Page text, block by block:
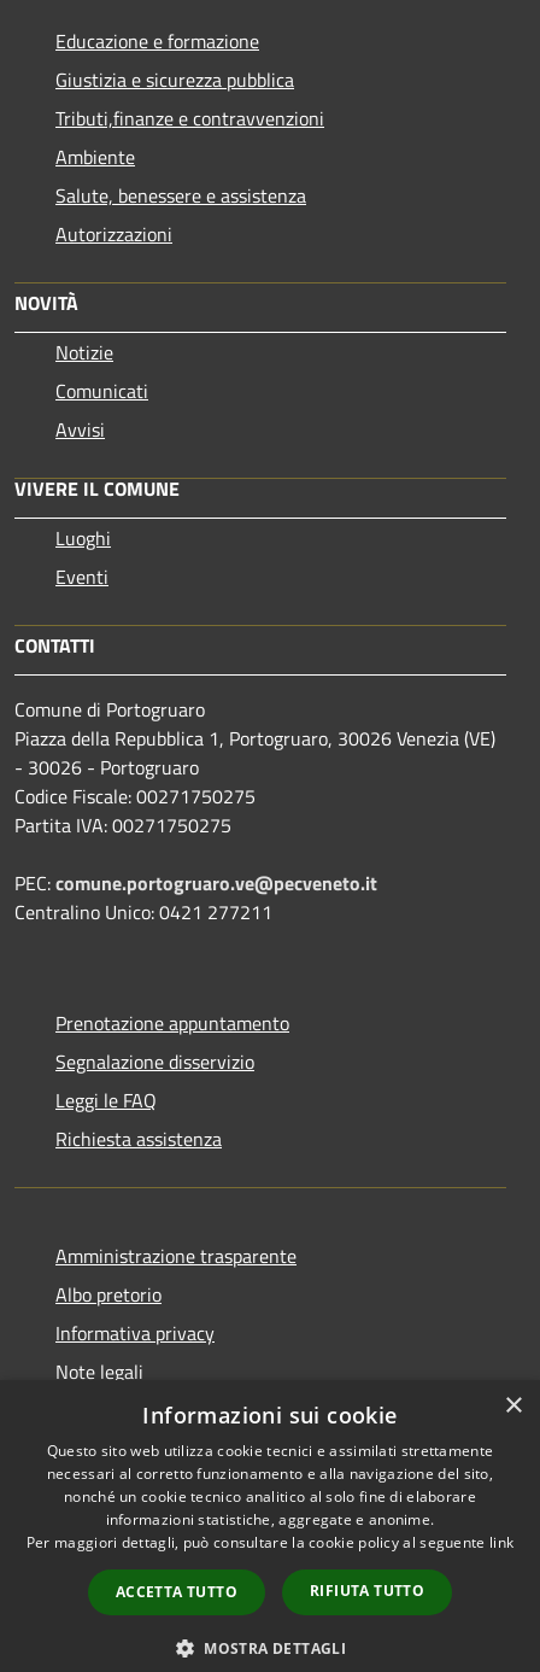
Educazione e formazione
Giustizia e sicurezza pubblica
Tributi,finanze e contravvenzioni
Ambiente
Salute, benessere e assistenza
Autorizzazioni
NOVITÀ
Notizie
Comunicati
Avvisi
VIVERE IL COMUNE
Luoghi
Eventi
CONTATTI
Comune di Portogruaro
Piazza della Repubblica 1, Portogruaro, 30026 Venezia (VE)
- 30026 - Portogruaro
Codice Fiscale: 00271750275
Partita IVA: 00271750275
PEC:comune.portogruaro.ve@pecveneto.it
Centralino Unico: 0421 277211
Prenotazione appuntamento
Segnalazione disservizio
Leggi le FAQ
Richiesta assistenza
Amministrazione trasparente
Albo pretorio
Informativa privacy
Note legali
Dichiarazione di accessibilità
RSS
Accessibilità
Copyright © 2026 • Comune di
Municipium•
Accesso
redazione
×
Informazioni sui cookie
Questo sito web utilizza cookie tecnici e assimilati strettamente
necessari al corretto funzionamento e alla navigazione del sito,
nonché un cookie tecnico analitico al solo fine di elaborare
informazioni statistiche, aggregate e anonime.
Per maggiori dettagli, può consultare la cookie policy al seguente link
ACCETTA TUTTO RIFIUTA TUTTO
MOSTRA DETTAGLI